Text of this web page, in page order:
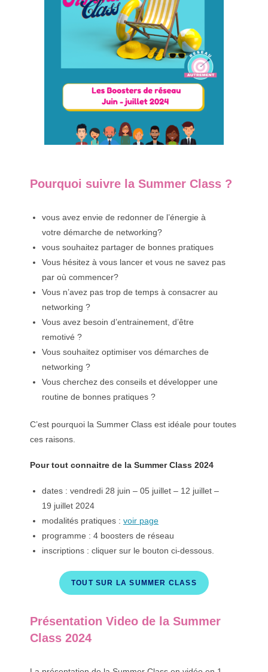
Pourquoi suivre la Summer Class ?
vous avez envie de redonner de l’énergie à
votre démarche de networking?
vous souhaitez partager de bonnes pratiques
Vous hésitez à vous lancer et vous ne savez pas
par où commencer?
Vous n’avez pas trop de temps à consacrer au
networking ?
Vous avez besoin d’entrainement, d’être
remotivé ?
Vous souhaitez optimiser vos démarches de
networking ?
Vous cherchez des conseils et développer une
routine de bonnes pratiques ?
C’est pourquoi la Summer Class est idéale pour toutes
ces raisons.
Pour tout connaitre de la Summer Class 2024
dates : vendredi 28 juin – 05 juillet – 12 juillet –
19 juillet 2024
modalités pratiques : voir page
programme : 4 boosters de réseau
inscriptions : cliquer sur le bouton ci-dessous.
TOUT SUR LA SUMMER CLASS
Présentation Video de la Summer
Class 2024